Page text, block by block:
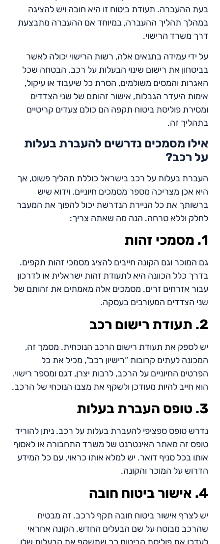
בעת ההעברה. תעודת ביטוח זו היא חובה ויש להציגה
במהלך תהליך ההעברה, במיוחד אם ההעברה מתבצעת
דרך משרד הרישוי.
על ידי עמידה בתנאים אלה, רשות הרישוי יכולה לאשר
בביטחון את רישום שינוי הבעלות על רכב. הבטחה שכל
האגרות והמסים משולמים, הסרת כל שיעבוד או עיקול,
אימות היעדר הגבלות, אישור זהותם של שני הצדדים
ומסירת פוליסת ביטוח תקפה הם כולם צעדים קריטיים
בתהליך זה.
אילו מסמכים נדרשים להעברת בעלות
על רכב?
העברת בעלות על רכב בישראל כוללת תהליך פשוט, אך
היא אכן מצריכה מספר מסמכים חיוניים. וידוא שיש
ברשותך את כל הניירת הנדרשת יכול להפוך את המעבר
לחלק וללא טרחה. הנה מה שאתה צריך:
1. מסמכי זהות
גם המוכר וגם הקונה חייבים להציג מסמכי זהות תקפים.
בדרך כלל הכוונה היא לתעודת זהות ישראלית או לדרכון
עבור אזרחים זרים. מסמכים אלה מאמתים את זהותם של
שני הצדדים המעורבים בעסקה.
2. תעודת רישום רכב
יש לספק את תעודת רישום הרכב הנוכחית. מסמך זה,
המכונה לעתים קרובות “רישיון רכב”, מכיל את כל
הפרטים החיוניים על הרכב, לרבות יצרן, דגם ומספר רישוי.
הוא חייב להיות מעודכן ולשקף את מצבו הנוכחי של הרכב.
3. טופס העברת בעלות
נדרש טופס ספציפי להעברת בעלות על רכב. ניתן להוריד
טופס זה מאתר האינטרנט של משרד התחבורה או לאסוף
אותו בכל סניף דואר. יש למלא אותו כראוי, עם כל המידע
הדרוש על המוכר והקונה.
4. אישור ביטוח חובה
יש לצרף אישור ביטוח חובה תקף לרכב. זה מבטיח
שהרכב מבוטח על שם הבעלים החדש. הקונה אחראי